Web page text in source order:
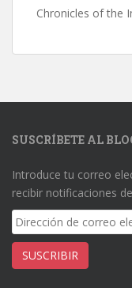
Chronicles of the
SUSCRÍBETE AL
Introduce tu correo
recibir notificaciones
Dirección
de
correo
electrónico
SUSCRIBIR